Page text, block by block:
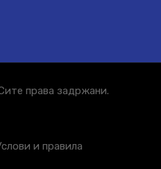
права задржани.
и правила